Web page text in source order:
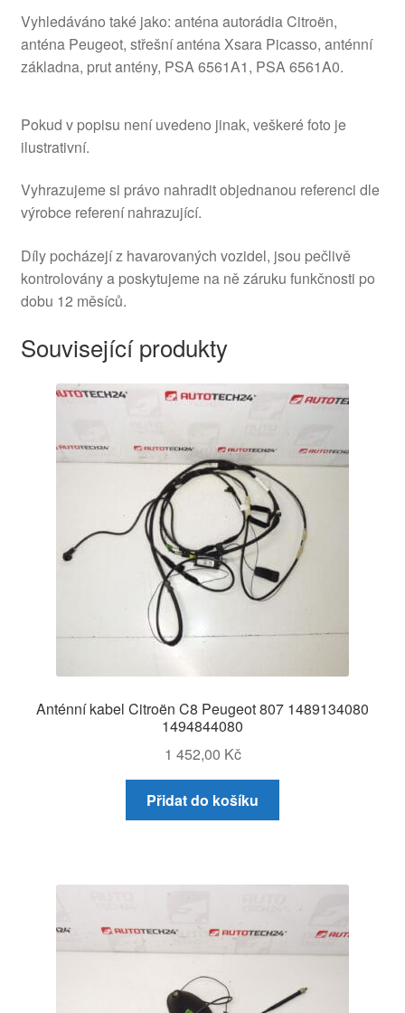
Vyhledáváno také jako: anténa autorádia Citroën,
anténa Peugeot, střešní anténa Xsara Picasso, anténní
základna, prut antény, PSA 6561A1, PSA 6561A0.
Pokud v popisu není uvedeno jinak, veškeré foto je
ilustrativní.
Vyhrazujeme si právo nahradit objednanou referenci dle
výrobce referení nahrazující.
Díly pocházejí z havarovaných vozidel, jsou pečlivě
kontrolovány a poskytujeme na ně záruku funkčnosti po
dobu 12 měsíců.
Související produkty
Anténní kabel Citroën C8 Peugeot 807 1489134080
1494844080
1 452,00 Kč
Přidat do košíku